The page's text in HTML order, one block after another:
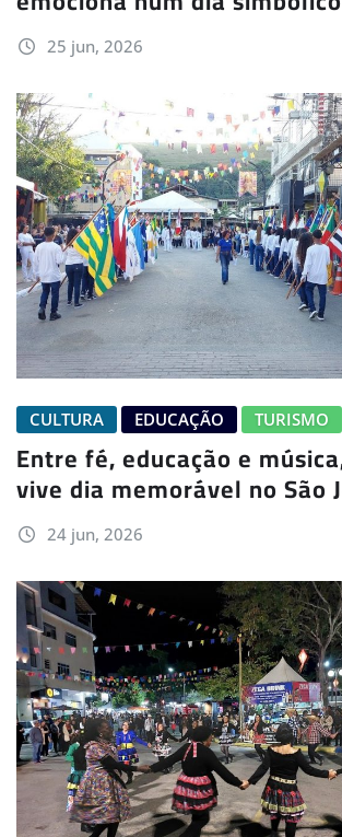
25 jun, 2026
CULTURA EDUCAÇÃO TURISMO
Entre fé, educação e
vive dia memorável no São
24 jun, 2026